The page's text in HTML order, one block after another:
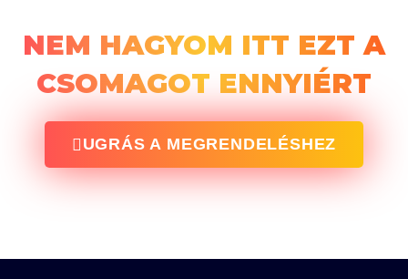
NEM HAGYOM ITT EZT A
CSOMAGOT ENNYIÉRT
UGRÁS A MEGRENDELÉSHEZ